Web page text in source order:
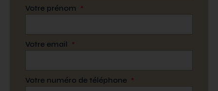
Votre prénom *
Votre email *
Votre numéro de téléphone *